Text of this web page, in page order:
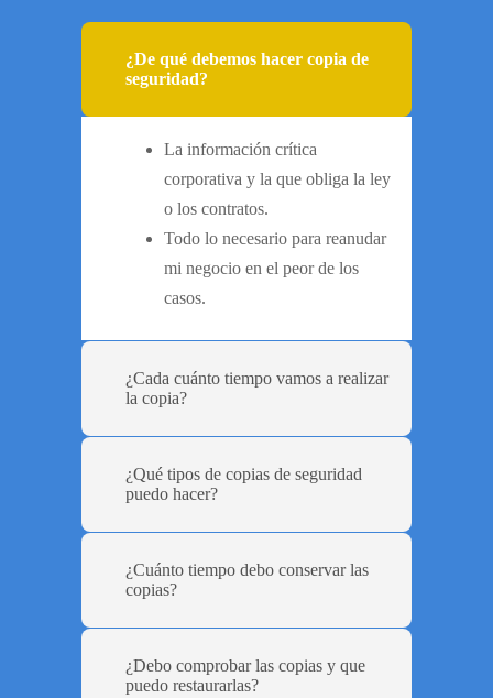
¿De qué debemos hacer copia de
seguridad?
La información crítica
corporativa y la que obliga la ley
o los contratos.
Todo lo necesario para reanudar
mi negocio en el peor de los
casos.
¿Cada cuánto tiempo vamos a realizar
la copia?
¿Qué tipos de copias de seguridad
puedo hacer?
¿Cuánto tiempo debo conservar las
copias?
¿Debo comprobar las copias y que
puedo restaurarlas?